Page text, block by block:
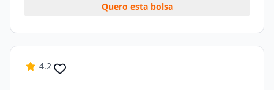
Quero esta bolsa
4.2